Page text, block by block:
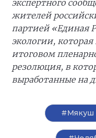
экспертного
жителей
партией «Единая
экологии,
итоговом
резолюция, в
выработанные на
#Мякуш